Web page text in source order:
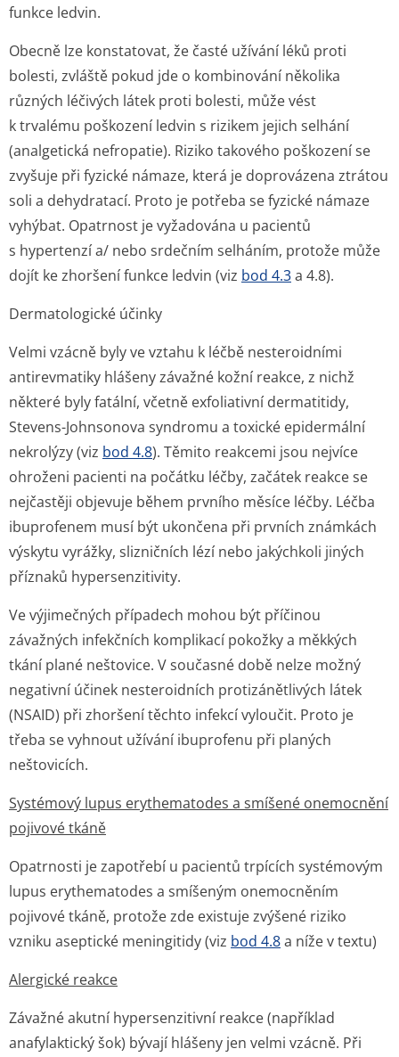
funkce ledvin.
Obecně lze konstatovat, že časté užívání léků proti
bolesti, zvláště pokud jde o kombinování několika
různých léčivých látek proti bolesti, může vést
k trvalému poškození ledvin s rizikem jejich selhání
(analgetická nefropatie). Riziko takového poškození se
zvyšuje při fyzické námaze, která je doprovázena ztrátou
soli a dehydratací. Proto je potřeba se fyzické námaze
vyhýbat. Opatrnost je vyžadována u pacientů
s hypertenzí a/ nebo srdečním selháním, protože může
dojít ke zhoršení funkce ledvin (viz bod 4.3a 4.8).
Dermatologické účinky
Velmi vzácně byly ve vztahu k léčbě nesteroidními
antirevmatiky hlášeny závažné kožní reakce, z nichž
některé byly fatální, včetně exfoliativní dermatitidy,
Stevens-Johnsonova syndromu a toxické epidermální
nekrolýzy (viz bod 4.8). Těmito reakcemi jsou nejvíce
ohroženi pacienti na počátku léčby, začátek reakce se
nejčastěji objevuje během prvního měsíce léčby. Léčba
ibuprofenem musí být ukončena při prvních známkách
výskytu vyrážky, slizničních lézí nebo jakýchkoli jiných
příznaků hypersenzitivity.
Ve výjimečných případech mohou být příčinou
závažných infekčních komplikací pokožky a měkkých
tkání plané neštovice. V současné době nelze možný
negativní účinek nesteroidních protizánětlivých látek
(NSAID) při zhoršení těchto infekcí vyloučit. Proto je
třeba se vyhnout užívání ibuprofenu při planých
neštovicích.
Systémový lupus erythematodes a smíšené onemocnění
pojivové tkáně
Opatrnosti je zapotřebí u pacientů trpících systémovým
lupus erythematodes a smíšeným onemocněním
pojivové tkáně, protože zde existuje zvýšené riziko
vzniku aseptické meningitidy (viz bod 4.8a níže v textu)
Alergické reakce
Závažné akutní hypersenzitivní reakce (například
anafylaktický šok) bývají hlášeny jen velmi vzácně. Při